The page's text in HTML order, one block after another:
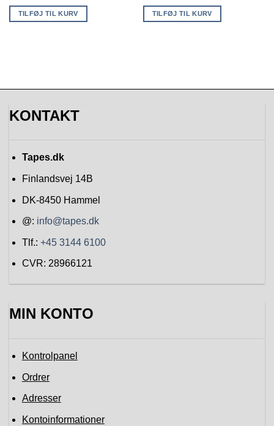
TILFØJ TIL KURV TILFØJ TIL KURV
KONTAKT
Tapes.dk
Finlandsvej 14B
DK-8450 Hammel
@: info@tapes.dk
Tlf.: +45 3144 6100
CVR: 28966121
MIN KONTO
Kontrolpanel
Ordrer
Adresser
Kontoinformationer